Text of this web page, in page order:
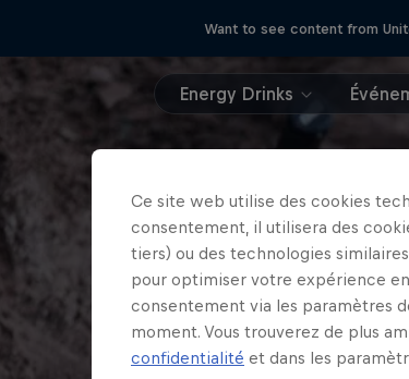
Want to see content from
Energy Drinks
Ce site web utilise des cookies
consentement, il utilisera des
tiers) ou des technologies
pour optimiser votre expérience
consentement via les paramètres
moment. Vous trouverez de plus
confidentialité et dans les